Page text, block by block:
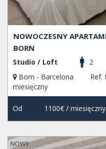
NOWOCZESNY
BORN
Studio / Loft 2
Born - Barcelona
Ref.
miesięczny
Od 1100€/
NOWY